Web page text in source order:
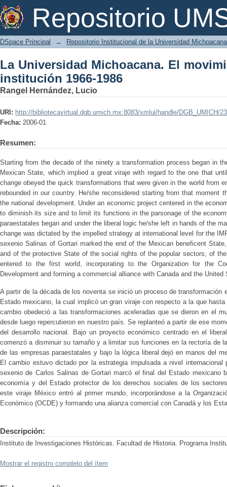
Repositorio
La Universidad Michoacana. El
DSpace Principal → Repositorio Institucional de la Universidad
La Universidad Michoacana. El
institución 1966-1986
Rangel Hernández, Lucio
URI: http://bibliotecavirtual.dgb.umich.mx:8083/xmlui/handle/DGB_UMICH/
Fecha: 2006-01
Resumen:
Starting from the decade of the ninety a transformation process began in
Mexican State, which implied a great viraje with regard to the one that
change obeyed the quick transformations that were given in the world from
rebounded in our country. He/she reconsidered starting from that moment
the national development. Under an economic project centered in the
to diminish its size and to limit its functions in the parsonage of the
paraestatales began and under the liberal logic he/she left in hands of the
change was dictated by the impelled strategy at international level for the
sexenio Salinas of Gortari marked the end of the Mexican beneficent
and of the protective State of the social rights of the popular sectors; of
entered to the first world, incorporating to the Organization for the
Development and forming a commercial alliance with Canada and the
A partir de la década de los noventa se inició un proceso de transformación
Estado mexicano, la cual implicó un gran viraje con respecto a la que
cambio obedeció a las transformaciones aceleradas que se dieron en el
desde luego repercutieron en nuestro país. Se replanteó a partir de ese
del desarrollo nacional. Bajo un proyecto económico centrado en el
comenzó a disminuir su tamaño y a limitar sus funciones en la rectoría de
de las empresas paraestatales y bajo la lógica liberal dejó en manos del
El cambio estuvo dictado por la estrategia impulsada a nivel
sexenio de Carlos Salinas de Gortari marcó el final del Estado mexicano
economía y del Estado protector de los derechos sociales de los
este viraje México entró al primer mundo, incorporándose a la
Económico (OCDE) y formando una alianza comercial con Canadá y los
Descripción:
Instituto de Investigaciones Históricas. Facultad de Historia. Programa
Mostrar el registro completo del ítem